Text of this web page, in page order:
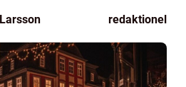
redaktionel